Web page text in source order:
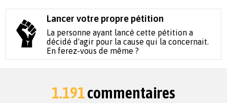
Lancer votre propre pétition
La personne ayant lancé cette pétition a
décidé d'agir pour la cause qui la concernait.
En ferez-vous de même ?
1.191commentaires